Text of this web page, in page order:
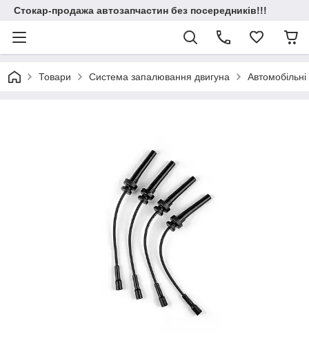
Стокар-продажа автозапчастин без посередників!!!
Товари Система запалювання двигуна